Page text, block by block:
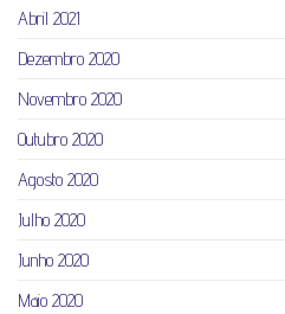
Abril 2021
Dezembro 2020
Novembro 2020
Outubro 2020
Agosto 2020
Julho 2020
Junho 2020
Maio 2020